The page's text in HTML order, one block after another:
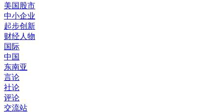
美国股市
中小企业
起步创新
财经人物
国际
中国
东南亚
言论
社论
评论
交流站